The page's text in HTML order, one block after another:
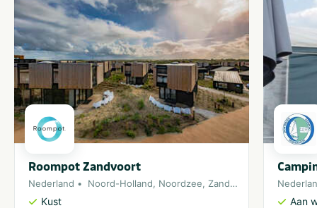
Roompot Zandvoort
Nederland Noord-Holland, Noordzee, Zandvoort
Kust
Aan